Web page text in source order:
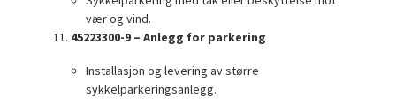
vær og vind.
45223300-9 – Anlegg for parkering
Installasjon og levering av større
sykkelparkeringsanlegg.